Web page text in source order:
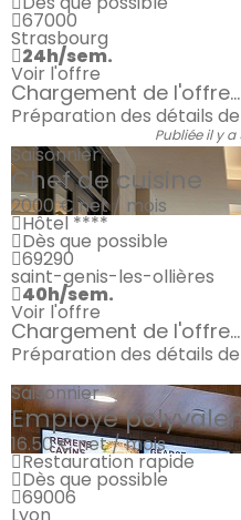
67000
Strasbourg
24h/sem.
Voir l'offre
Chargement de l'offre...
Préparation des détails
Publiée il y a
Saisonnier
Chef de cuisine
2000 €net / mois
Hôtel ****
Dès que possible
69290
saint-genis-les-ollières
40h/sem.
Voir l'offre
Chargement de l'offre...
Préparation des détails
Saisonnier
Employé
16.50 €net / mois
Restauration rapide
Dès que possible
69006